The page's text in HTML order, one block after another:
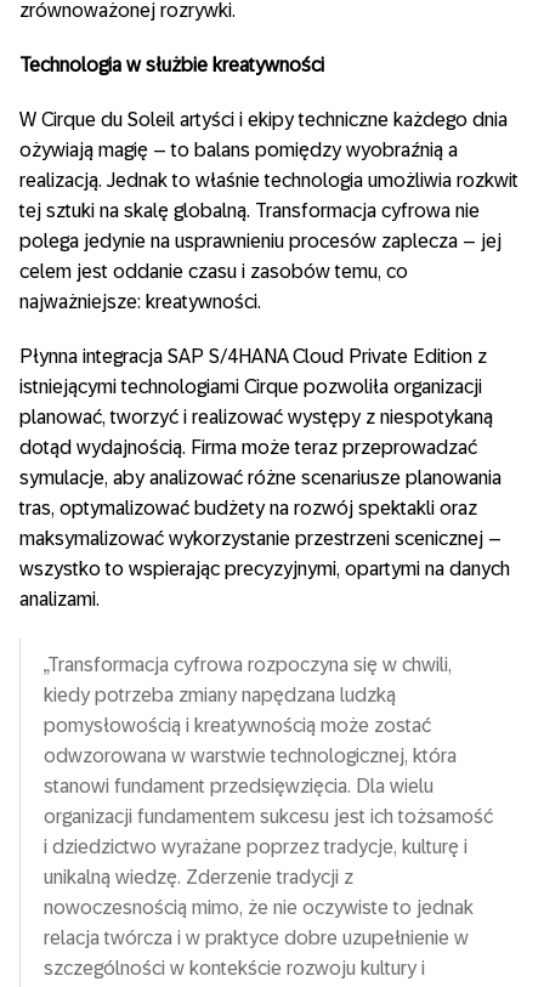
zrównoważonej rozrywki.
Technologia w służbie kreatywności
W Cirque du Soleil artyści i ekipy techniczne każdego dnia
ożywiają magię – to balans pomiędzy wyobraźnią a
realizacją. Jednak to właśnie technologia umożliwia rozkwit
tej sztuki na skalę globalną. Transformacja cyfrowa nie
polega jedynie na usprawnieniu procesów zaplecza – jej
celem jest oddanie czasu i zasobów temu, co
najważniejsze: kreatywności.
Płynna integracja SAP S/4HANA Cloud Private Edition z
istniejącymi technologiami Cirque pozwoliła organizacji
planować, tworzyć i realizować występy z niespotykaną
dotąd wydajnością. Firma może teraz przeprowadzać
symulacje, aby analizować różne scenariusze planowania
tras, optymalizować budżety na rozwój spektakli oraz
maksymalizować wykorzystanie przestrzeni scenicznej –
wszystko to wspierając precyzyjnymi, opartymi na danych
analizami.
„Transformacja cyfrowa rozpoczyna się w chwili,
kiedy potrzeba zmiany napędzana ludzką
pomysłowością i kreatywnością może zostać
odwzorowana w warstwie technologicznej, która
stanowi fundament przedsięwzięcia. Dla wielu
organizacji fundamentem sukcesu jest ich tożsamość
i dziedzictwo wyrażane poprzez tradycje, kulturę i
unikalną wiedzę. Zderzenie tradycji z
nowoczesnością mimo, że nie oczywiste to jednak
relacja twórcza i w praktyce dobre uzupełnienie w
szczególności w kontekście rozwoju kultury i